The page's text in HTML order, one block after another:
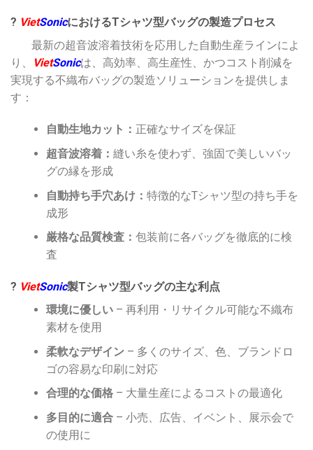
? VietSonicにおけるTシャツ型バッグの製造プロセス
最新の超音波溶着技術を応用した自動生産ラインによ
り、
VietSonicは、高効率、高生産性、かつコスト削減を
実現する不織布バッグの製造ソリューションを提供しま
す：
自動生地カット： 正確なサイズを保証
超音波溶着： 縫い糸を使わず、強固で美しいバッ
グの縁を形成
自動持ち手穴あけ： 特徴的なTシャツ型の持ち手を
成形
厳格な品質検査： 包装前に各バッグを徹底的に検
査
? VietSonic製Tシャツ型バッグの主な利点
環境に優しい– 再利用・リサイクル可能な不織布
素材を使用
柔軟なデザイン – 多くのサイズ、色、ブランドロ
ゴの容易な印刷に対応
合理的な価格– 大量生産によるコストの最適化
多目的に適合– 小売、広告、イベント、展示会で
の使用に